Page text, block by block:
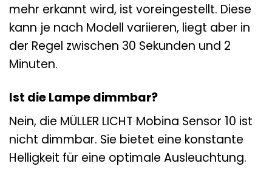
mehr erkannt wird, ist voreingestellt. Diese
kann je nach Modell variieren, liegt aber in
der Regel zwischen 30 Sekunden und 2
Minuten.
Ist die Lampe dimmbar?
Nein, die MÜLLER LICHT Mobina Sensor 10 ist
nicht dimmbar. Sie bietet eine konstante
Helligkeit für eine optimale Ausleuchtung.